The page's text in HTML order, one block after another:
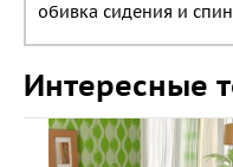
обивка сидения и
Интересные